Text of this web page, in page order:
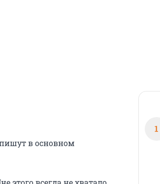
в основном
1